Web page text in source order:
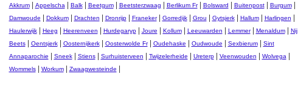
Akkrum| Appelscha| Balk| Beetgum| Beetsterzwaag Berlikum Fr| Bolsward Buitenpost| Burgum|
Damwoude Dokkum| Drachten Dronrijp| Franeker| Gorredijk| Grou Gytsjerk| Hallum| Harlingen
Haulerwijk| Heeg Heerenveen Hurdegaryp| Joure Kollum| Leeuwarden Lemmer| Menaldum|
Nij
Beets| Oentsjerk| Oosternijkerk| Oosterwolde Fr| Oudehaske Oudwoude Sexbierum|
Sint
Annaparochie
Sneek| Stiens| Surhuisterveen Twijzelerheide Ureterp| Veenwouden Wolvega|
Wommels| Workum| Zwaagwesteinde